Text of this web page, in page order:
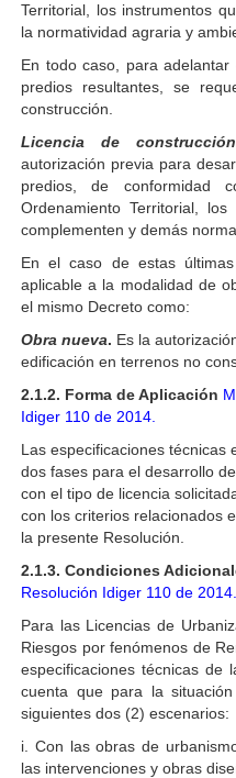
Territorial, los instrumentos
la normatividad agraria y
En todo caso, para
predios resultantes, se
construcción.
Licencia de
autorización previa para
predios, de
Ordenamiento Territorial,
complementen y demás
En el caso de estas
aplicable a la modalidad de
el mismo Decreto como:
Obra nueva. Es la
edificación en terrenos no
2.1.2. Forma de Aplicación
Idiger 110 de 2014.
Las especificaciones técnicas
dos fases para el desarrollo
con el tipo de licencia
con los criterios relacionados
la presente Resolución.
2.1.3. Condiciones
Resolución Idiger 110 de 2014.
Para las Licencias de
Riesgos por fenómenos de
especificaciones técnicas de
cuenta que para la
siguientes dos (2) escenarios:
i. Con las obras de
las intervenciones y obras